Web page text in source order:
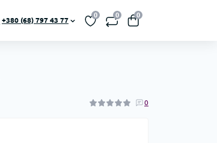
+380 (68) 797 43 77
0 0 0
0